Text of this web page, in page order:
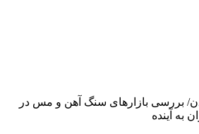
بررسی بازارهای سنگ آهن و مس در